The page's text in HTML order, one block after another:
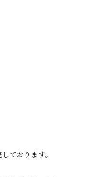
ております。